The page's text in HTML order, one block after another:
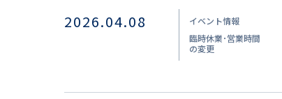
2026.04.08
イベント情報
臨時休業･営業時間
の変更